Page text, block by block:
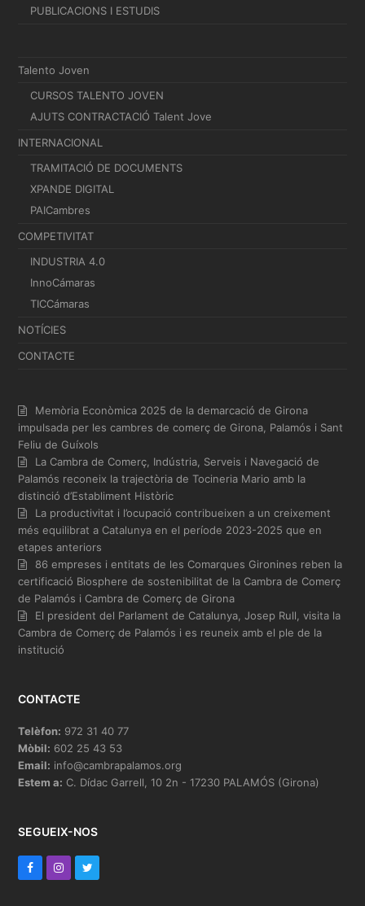
PUBLICACIONS I ESTUDIS
Talento Joven
CURSOS TALENTO JOVEN
AJUTS CONTRACTACIÓ Talent Jove
INTERNACIONAL
TRAMITACIÓ DE DOCUMENTS
XPANDE DIGITAL
PAICambres
COMPETIVITAT
INDUSTRIA 4.0
InnoCámaras
TICCámaras
NOTÍCIES
CONTACTE
Memòria Econòmica 2025 de la demarcació de Girona
impulsada per les cambres de comerç de Girona, Palamós i Sant
Feliu de Guíxols
La Cambra de Comerç, Indústria, Serveis i Navegació de
Palamós reconeix la trajectòria de Tocineria Mario amb la
distinció d’Establiment Històric
La productivitat i l’ocupació contribueixen a un creixement
més equilibrat a Catalunya en el període 2023-2025 que en
etapes anteriors
86 empreses i entitats de les Comarques Gironines reben la
certificació Biosphere de sostenibilitat de la Cambra de Comerç
de Palamós i Cambra de Comerç de Girona
El president del Parlament de Catalunya, Josep Rull, visita la
Cambra de Comerç de Palamós i es reuneix amb el ple de la
institució
CONTACTE
Telèfon: 972 31 40 77
Mòbil: 602 25 43 53
Email: info@cambrapalamos.org
Estem a: C. Dídac Garrell, 10 2n - 17230 PALAMÓS (Girona)
SEGUEIX-NOS